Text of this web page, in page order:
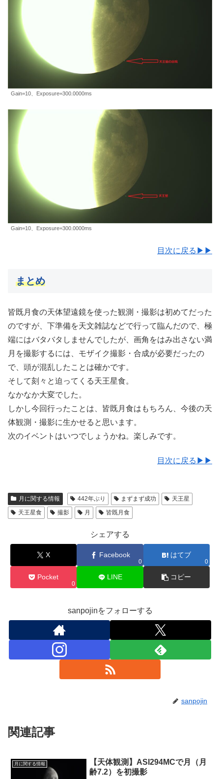
Gain=10、Exposure=300.0000ms
Gain=10、Exposure=300.0000ms
目次に戻る▶▶
まとめ
皆既月食の天体望遠鏡を使った観測・撮影は初めてだった
のですが、下準備を天文雑誌などで行って臨んだので、極
端にはバタバタしませんでしたが、画角をはみ出さない満
月を撮影するには、モザイク撮影・合成が必要だったの
で、頭が混乱したことは確かです。
そして刻々と迫ってくる天王星食。
なかなか大変でした。
しかし今回行ったことは、皆既月食はもちろん、今後の天
体観測・撮影に生かせると思います。
次のイベントはいつでしょうかね。楽しみです。
目次に戻る▶▶
月に関する情報 442年ぶり まずまず成功
天王星
天王星食
撮影 月 皆既月食
シェアする
X Facebook
0
はてブ
0
Pocket
0
LINE コピー
sanpojinをフォローする
sanpojin
関連記事
月に関する情報
【天体観測】ASI294MCで月（月
齢7.2）を初撮影